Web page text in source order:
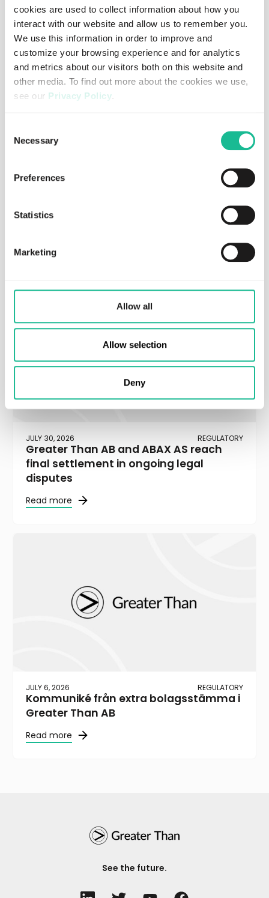
cookies are used to collect information about how you
interact with our website and allow us to remember you.
We use this information in order to improve and
customize your browsing experience and for analytics
and metrics about our visitors both on this website and
other media. To find out more about the cookies we use,
see our Privacy Policy.
you visit this website. A single cookie will be used in your
browser to remember your preference not to be tracked.
Selection
Necessary
Preferences
Statistics
Marketing
Allow all
Allow selection
Deny
Lastest press releases
Greater Than AB och ABAX AS når
slutlig förlikning i pågående rättstvister
Read more
JULY 30, 2026 REGULATORY
Greater Than AB and ABAX AS reach
final settlement in ongoing legal
disputes
Read more
JULY 6, 2026 REGULATORY
Kommuniké från extra bolagsstämma i
Greater Than AB
Read more
See the future.